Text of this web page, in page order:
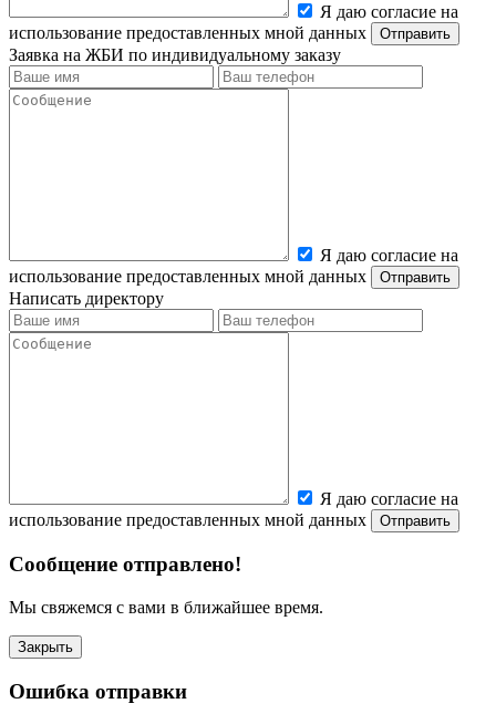
Я даю согласие на
использование предоставленных мной данных
Заявка на ЖБИ по индивидуальному заказу
Я даю согласие на
использование предоставленных мной данных
Написать директору
Я даю согласие на
использование предоставленных мной данных
Сообщение отправлено!
Мы свяжемся с вами в ближайшее время.
Закрыть
Ошибка отправки